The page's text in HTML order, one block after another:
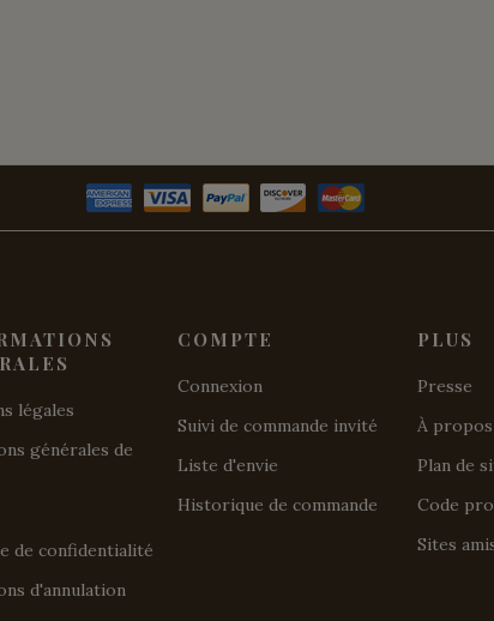
légales
générales de
de confidentialité
d'annulation
COMPTE
Connexion
Suivi de commande invité
Liste d'envie
Historique de commande
PLUS
Presse
À propos
Plan de
Code
Sites